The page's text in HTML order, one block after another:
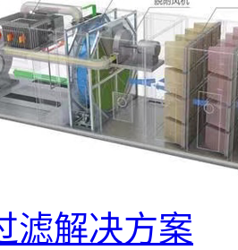
滤解决方案